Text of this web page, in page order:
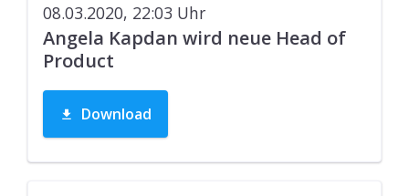
08.03.2020, 22:03 Uhr
Angela Kapdan wird neue Head of
Product
Download